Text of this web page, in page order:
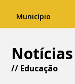
Município
Notícias
// Educação